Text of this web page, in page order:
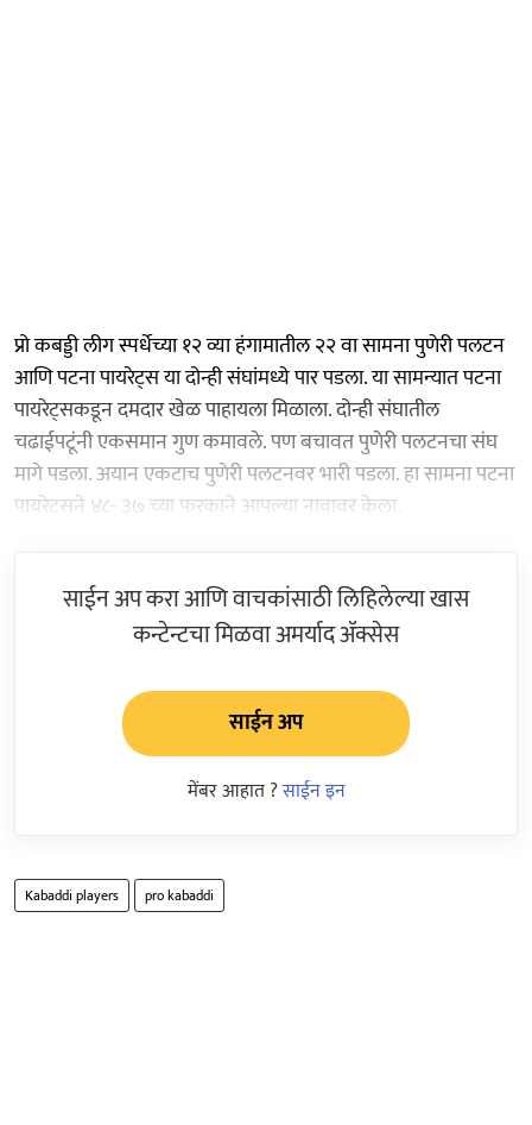
प्रो कबड्डी लीग स्पर्धेच्या १२ व्या हंगामातील २२ वा सामना पुणेरी पलटन
आणि पटना पायरेट्स या दोन्ही संघांमध्ये पार पडला. या सामन्यात पटना
पायरेट्सकडून दमदार खेळ पाहायला मिळाला. दोन्ही संघातील
चढाईपटूंनी एकसमान गुण कमावले. पण बचावत पुणेरी पलटनचा संघ
मागे पडला. अयान एकटाच पुणेरी पलटनवर भारी पडला. हा सामना पटना
पायरेट्सने ४८- ३७ च्या फरकाने आपल्या नावावर केला.
साईन अप करा आणि वाचकांसाठी लिहिलेल्या खास
कन्टेन्टचा मिळवा अमर्याद ॲक्सेस
साईन अप
मेंबर आहात ?साईन इन
Kabaddi players pro kabaddi